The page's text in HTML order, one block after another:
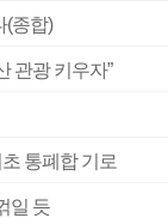
(종합)
관광 키우자”
통폐합 기로
일 듯